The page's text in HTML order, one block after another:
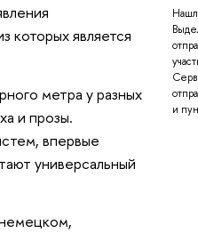
и
которых является
метра у разных
и прозы.
впервые
универсальный